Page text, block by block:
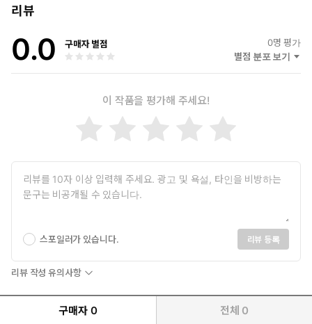
리뷰
0.0 구매자 별점 0명 평가
별점 분포 보기
이 작품을 평가해 주세요!
스포일러가 있습니다. 리뷰 등록
리뷰 작성 유의사항
구매자 0 전체 0